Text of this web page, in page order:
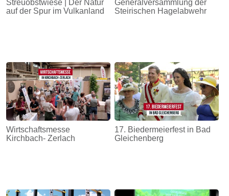
Streuobstwiese | Der Natur
auf der Spur im Vulkanland
Generalversammlung der
Steirischen Hagelabwehr
Wirtschaftsmesse
Kirchbach- Zerlach
17. Biedermeierfest in Bad
Gleichenberg